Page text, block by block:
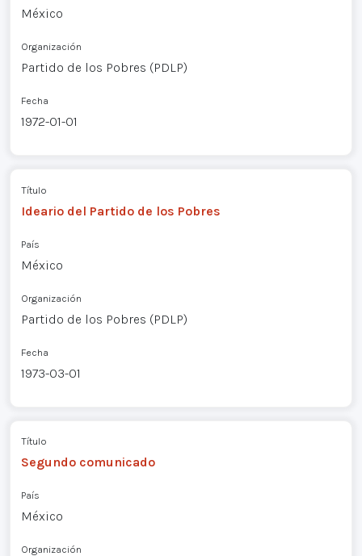
México
Organización
Partido de los Pobres (PDLP)
Fecha
1972-01-01
Título
Ideario del Partido de los Pobres
País
México
Organización
Partido de los Pobres (PDLP)
Fecha
1973-03-01
Título
Segundo comunicado
País
México
Organización